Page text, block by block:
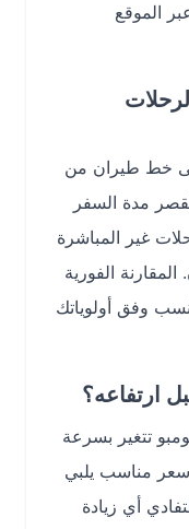
طيران من
السفر
المباشرة
الفورية
أولوياتك
بسرعة
يلبي
زيادة